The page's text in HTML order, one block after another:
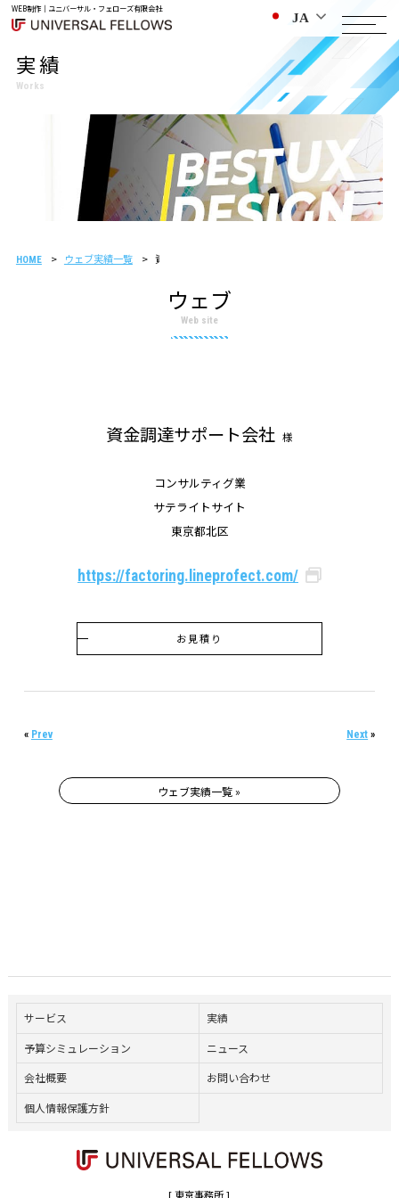
WEB制作｜ユニバーサル・フェローズ有限会社
実績
Works
HOME ウェブ実績一覧 資金調達サポート会社様 制作事例
ウェブ
Web site
資金調達サポート会社 様
コンサルティグ業
サテライトサイト
東京都北区
https://factoring.lineprofect.com/
お見積り
« Prev Next »
ウェブ実績一覧 »
サービス
実績
予算シミュレーション
ニュース
会社概要
お問い合わせ
個人情報保護方針
[ 東京事務所 ]
JA